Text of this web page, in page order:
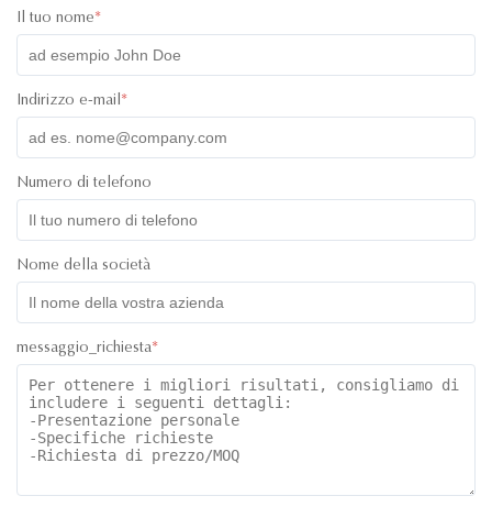
Il tuo nome*
Indirizzo e-mail*
Numero di telefono
Nome della società
messaggio_richiesta*